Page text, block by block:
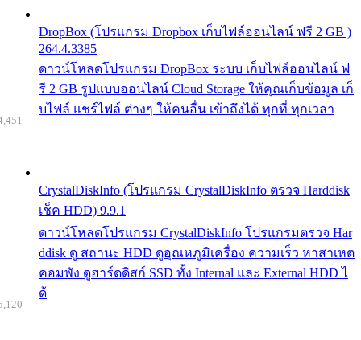
DropBox (โปรแกรม Dropbox เก็บไฟล์ออนไลน์ ฟรี 2 GB )
264.4.3385
ดาวน์โหลดโปรแกรม DropBox ระบบ เก็บไฟล์ออนไลน์ ฟ
รี 2 GB รูปแบบออนไลน์ Cloud Storage ให้คุณเก็บข้อมูล เก็
บไฟล์ แชร์ไฟล์ ต่างๆ ให้คนอื่น เข้าถึงได้ ทุกที่ ทุกเวลา
CrystalDiskInfo (โปรแกรม CrystalDiskInfo ตรวจ Harddisk
เช็ค HDD) 9.9.1
ดาวน์โหลดโปรแกรม CrystalDiskInfo โปรแกรมตรวจ Har
ddisk ดู สถานะ HDD ดูอุณหภูมิเครื่อง ความเร็ว หาสาเหต
คอมพัง ดูฮาร์ดดิสก์ SSD ทั้ง Internal และ External HDD ไ
ด้